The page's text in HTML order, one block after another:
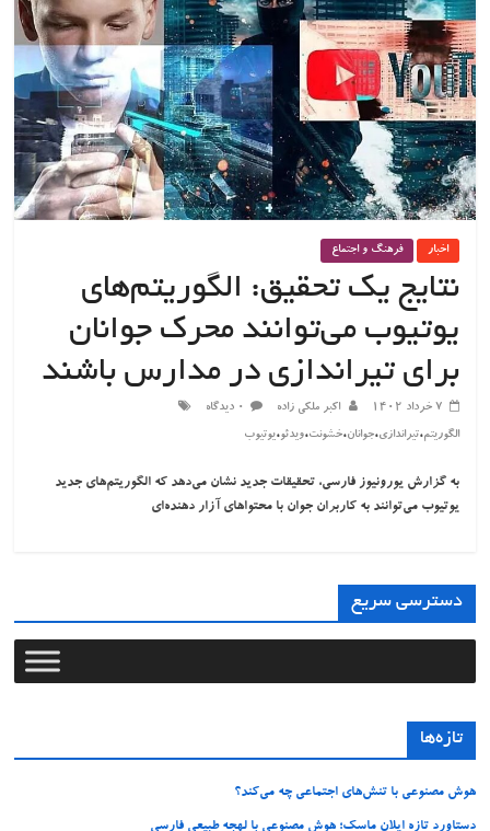
اخبار فرهنگ و اجتماع
نتایج یک تحقیق: الگوریتم‌های
یوتیوب می‌توانند محرک جوانان
برای تیراندازی در مدارس باشند
۷ خرداد ۱۴۰۲ اکبر ملکی زاده ۰ دیدگاه
الگوریتم،تیراندازی،جوانان،خشونت،ویدئو،یوتیوب
به گزارش یورونیوز فارسی، تحقیقات جدید نشان می‌دهد که الگوریتم‌های جدید
یوتیوب می‌توانند به کاربران جوان با محتواهای آزار دهنده‌ای
دسترسی سریع
تازه‌ها
هوش مصنوعی با تنش‌های اجتماعی چه می‌کند؟
دستاورد تازه ایلان ماسک؛ هوش مصنوعی با لهجه طبیعی فارسی